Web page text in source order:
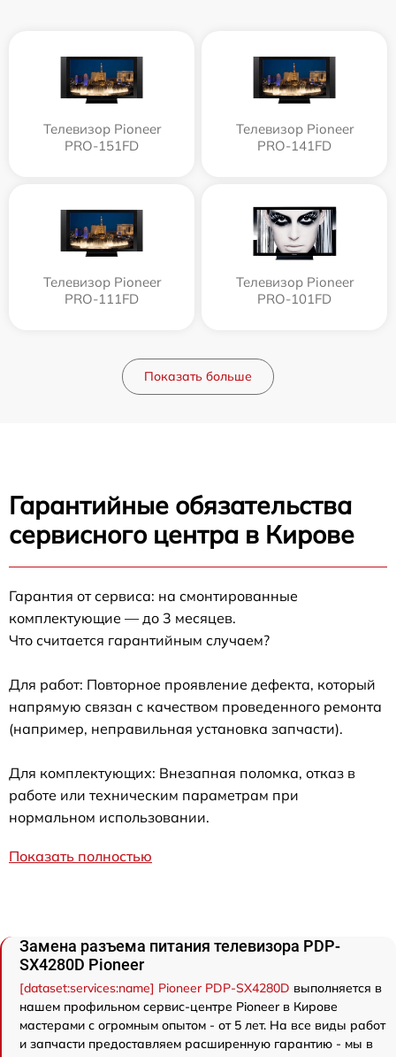
Телевизор Pioneer
PRO-151FD
Телевизор Pioneer
PRO-141FD
Телевизор Pioneer
PRO-111FD
Телевизор Pioneer
PRO-101FD
Показать больше
Гарантийные обязательства
сервисного центра в Кирове
Гарантия от сервиса: на смонтированные
комплектующие — до 3 месяцев.
Что считается гарантийным случаем?
Для работ: Повторное проявление дефекта, который
напрямую связан с качеством проведенного ремонта
(например, неправильная установка запчасти).
Для комплектующих: Внезапная поломка, отказ в
работе или техническим параметрам при
нормальном использовании.
Показать полностью
Замена разъема питания телевизора PDP-
SX4280D Pioneer
[dataset:services:name] Pioneer PDP-SX4280D выполняется в
нашем профильном сервис-центре Pioneer в Кирове
мастерами с огромным опытом - от 5 лет. На все виды работ
и запчасти предоставляем расширенную гарантию - мы в